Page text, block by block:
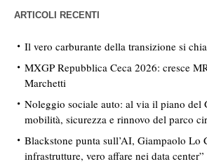
ARTICOLI RECENTI
Il vero carburante della transizione si
MXGP Repubblica Ceca 2026: cresce
Marchetti
Noleggio sociale auto: al via il piano del
mobilità, sicurezza e rinnovo del parco
Blackstone punta sull’AI, Giampaolo Lo
infrastrutture, vero affare nei data center”